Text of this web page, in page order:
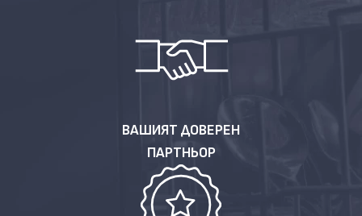
ВАШИЯТ ДОВЕРЕН
ПАРТНЬОР